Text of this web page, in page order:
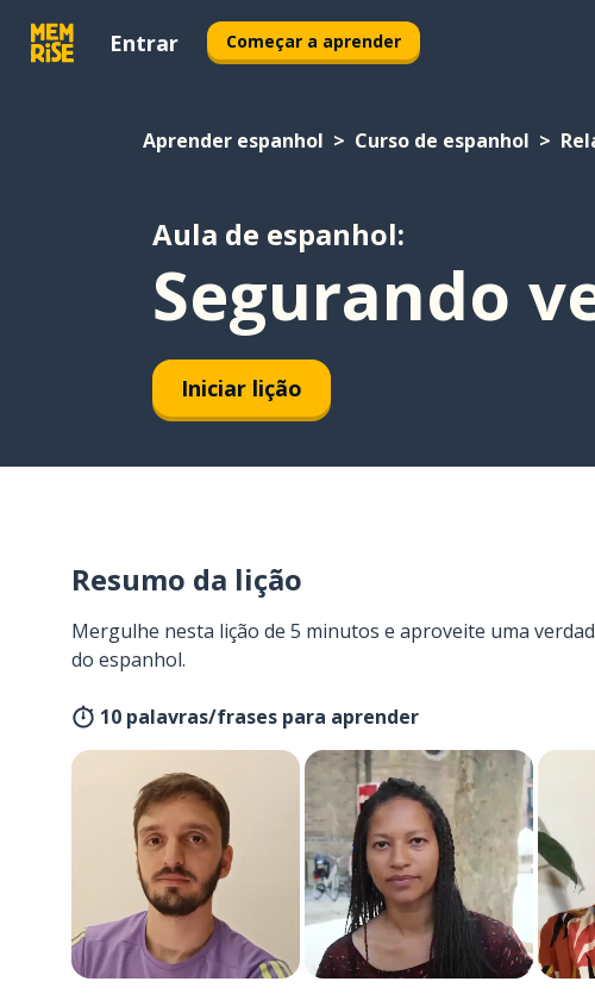
Entrar Começar a aprender
Aprender espanhol Curso de espanhol
Aula de espanhol:
Segurando
Iniciar lição
Resumo da lição
Mergulhe nesta lição de 5 minutos e aproveite uma
do espanhol.
10 palavras/frases para aprender